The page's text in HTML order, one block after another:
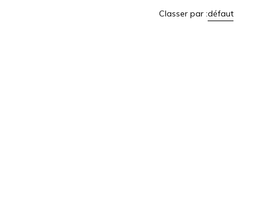
Classer par :défaut